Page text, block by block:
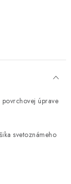
úprave
svetoznámeho